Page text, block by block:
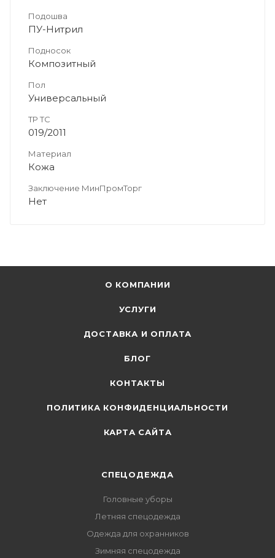
Подошва
ПУ-Нитрил
Подносок
Композитный
Пол
Универсальный
ТР ТС
019/2011
Материал
Кожа
Заключение МинПромТорг
Нет
О КОМПАНИИ
УСЛУГИ
ДОСТАВКА И ОПЛАТА
БЛОГ
КОНТАКТЫ
ПОЛИТИКА КОНФИДЕНЦИАЛЬНОСТИ
КАРТА САЙТА
СПЕЦОДЕЖДА
Головные уборы
Летняя спецодежда
Одежда для охранников
Зимняя спецодежда